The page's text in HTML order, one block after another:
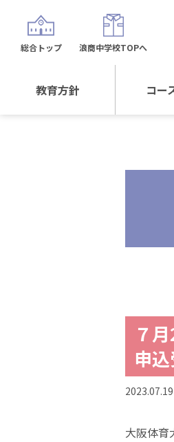
教育方針 コー
総合トップ 浪商中学校TOPへ
７
申
2023.07.19
大阪体育